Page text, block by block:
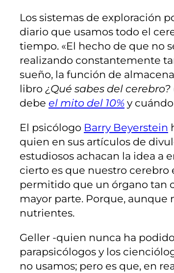
Los sistemas de exploración
diario que usamos todo el
tiempo. «El hecho de que no
realizando constantemente
sueño, la función de
libro ¿Qué sabes del cerebro?
debe el mito del 10% y
El psicólogo Barry Beyerstein
quien en sus artículos de
estudiosos achacan la idea a
cierto es que nuestro cerebro
permitido que un órgano tan
mayor parte. Porque, aunque
nutrientes.
Geller -quien nunca ha
parapsicólogos y los
no usamos; pero es que, en